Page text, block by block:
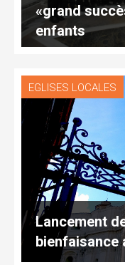
«grand
enfants
EGLISES LOCALES
Lancement
bienfaisance